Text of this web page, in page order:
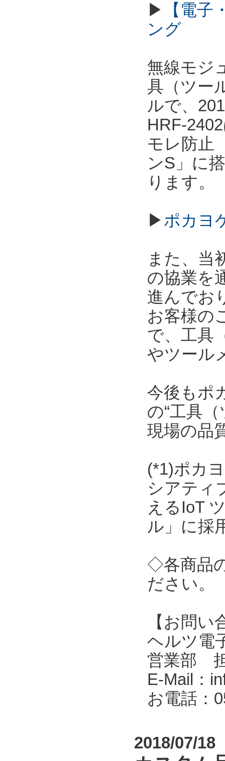
▶
【電
ング
無線モジ
具（ツー
ルで、
HRF-
モレ防止
ンS」に
ります。
▶ポカヨ
また、当
の協業を
進んでお
お客様の
で、工具
やツール
今後もポ
の“工具
現場の品
(*1)ポカ
シアティ
えるIoT
ル」に採
◇各商品
ださい。
【お問い
ヘルツ電
営業部
E-Mail：
お電話：
2018/07/18